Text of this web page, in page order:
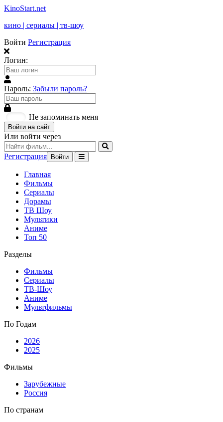
KinoStart.net
кино | сериалы | тв-шоу
Войти Регистрация
Логин:
Пароль: Забыли пароль?
Не запоминать меня
Войти на сайт
Или войти через
Регистрация Войти
Главная
Фильмы
Сериалы
Дорамы
ТВ Шоу
Мультики
Аниме
Топ 50
Разделы
Фильмы
Сериалы
ТВ-Шоу
Аниме
Мультфильмы
По Годам
2026
2025
Фильмы
Зарубежные
Россия
По странам